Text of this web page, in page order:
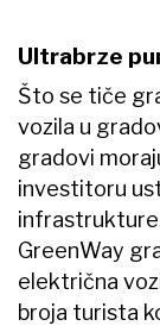
Ultrabrze
Što se tiče
vozila u
gradovi
investitoru
GreenWay
električna
broja turista